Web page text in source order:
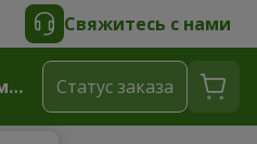
Свяжитесь с нами
Котляры (Коммунар) Cтатус заказа